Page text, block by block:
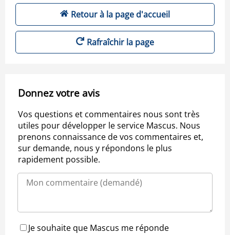
Retour à la page d'accueil
Rafraîchir la page
Donnez votre avis
Vos questions et commentaires nous sont très
utiles pour développer le service Mascus. Nous
prenons connaissance de vos commentaires et,
sur demande, nous y répondons le plus
rapidement possible.
Je souhaite que Mascus me réponde